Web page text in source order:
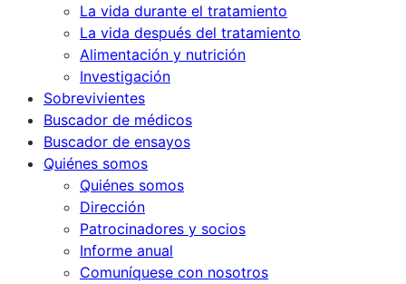
La vida durante el tratamiento
La vida después del tratamiento
Alimentación y nutrición
Investigación
Sobrevivientes
Buscador de médicos
Buscador de ensayos
Quiénes somos
Quiénes somos
Dirección
Patrocinadores y socios
Informe anual
Comuníquese con nosotros